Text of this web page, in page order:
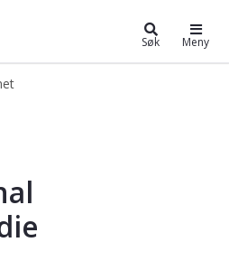
Søk Meny
regionsstudie